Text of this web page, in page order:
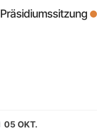
Präsidiumssitzung
05 OKT.